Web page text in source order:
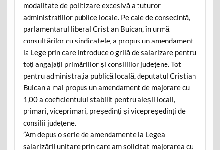
modalitate de politizare excesivă a tuturor
administrațiilor publice locale. Pe cale de consecință,
parlamentarul liberal Cristian Buican, în urmă
consultărilor cu sindicatele, a propus un amendament
la Lege prin care introduce o grilă de salarizare pentru
toți angajații primăriilor și consiliilor județene. Tot
pentru administrația publică locală, deputatul Cristian
Buican a mai propus un amendament de majorare cu
1,00 a coeficientului stabilit pentru aleșii locali,
primari, viceprimari, președinți și vicepreședinți de
consilii județene.
”Am depus o serie de amendamente la Legea
salarizării unitare prin care am solicitat majorarea cu